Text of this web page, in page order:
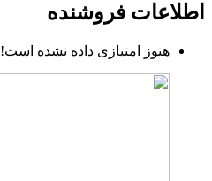
اطلاعات فروشنده
هنوز امتیازی داده نشده است!